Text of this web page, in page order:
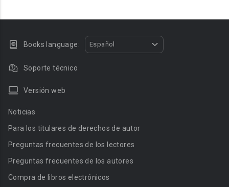
Books language: Español
Soporte técnico
Versión web
Noticias
Para los titulares de derechos de autor
Preguntas frecuentes de los lectores
Preguntas frecuentes de los autores
Compra de libros electrónicos